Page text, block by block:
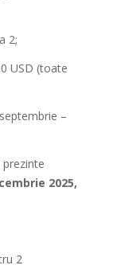
2;
USD (toate
–
2025,
2